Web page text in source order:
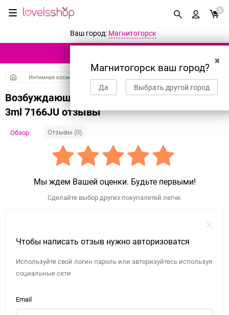
0
Ваш город: Магнитогорск
✖
Магнитогорск ваш город?
Да Выбрать другой город
Интимная косметика
Возбуждающий лубрикант JUJU HOT+ Саше
3ml 7166JU отзывы
Обзор Отзывы (0)
Мы ждем Вашей оценки. Будьте первыми!
Сделайте выбор других покупалетей легче.
Чтобы написать отзыв нужно авторизоватся
Используйте свой логин пароль или авторизуйтесь используя
социальные сети
Email